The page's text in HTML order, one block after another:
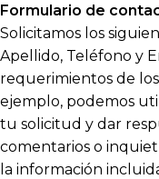
Formulario de
Solicitamos los
Apellido, Teléfono y
requerimientos de
ejemplo, podemos
tu solicitud y dar
comentarios o
la información